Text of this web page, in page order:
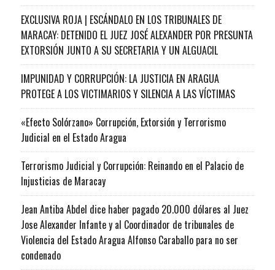
EXCLUSIVA ROJA | ESCÁNDALO EN LOS TRIBUNALES DE
MARACAY: DETENIDO EL JUEZ JOSÉ ALEXANDER POR PRESUNTA
EXTORSIÓN JUNTO A SU SECRETARIA Y UN ALGUACIL
IMPUNIDAD Y CORRUPCIÓN: LA JUSTICIA EN ARAGUA
PROTEGE A LOS VICTIMARIOS Y SILENCIA A LAS VÍCTIMAS
«Efecto Solórzano» Corrupción, Extorsión y Terrorismo
Judicial en el Estado Aragua
Terrorismo Judicial y Corrupción: Reinando en el Palacio de
Injusticias de Maracay
Jean Antiba Abdel dice haber pagado 20.000 dólares al Juez
Jose Alexander Infante y al Coordinador de tribunales de
Violencia del Estado Aragua Alfonso Caraballo para no ser
condenado